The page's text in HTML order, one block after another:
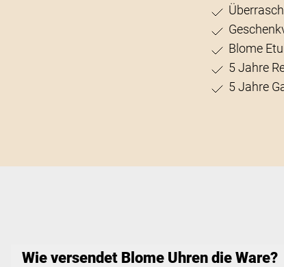
Blome
5 Jahre
5 Jahre
Wie versendet Blome Uhren die Ware?